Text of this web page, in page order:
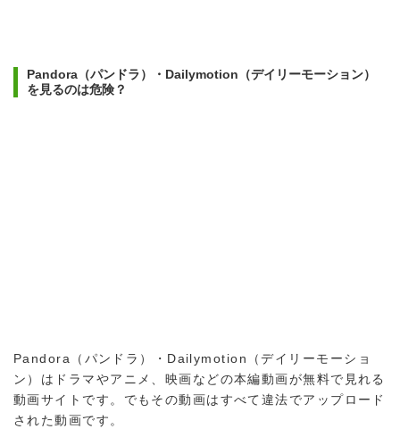
Pandora（パンドラ）・Dailymotion（デイリーモーション）
を見るのは危険？
Pandora（パンドラ）・Dailymotion（デイリーモーショ
ン）はドラマやアニメ、映画などの本編動画が無料で見れる
動画サイトです。でもその動画はすべて違法でアップロード
された動画です。